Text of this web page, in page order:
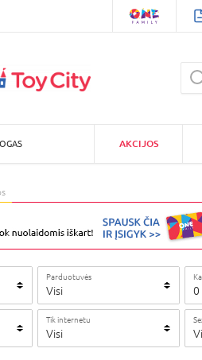
AKCIJOS
Parduotuvės
Visi 0
Tik internetu
Visi